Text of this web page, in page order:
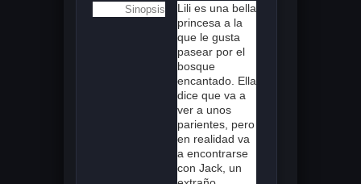
Sinopsis
Lili es una bella
princesa a la
que le gusta
pasear por el
bosque
encantado. Ella
dice que va a
ver a unos
parientes, pero
en realidad va
a encontrarse
con Jack, un